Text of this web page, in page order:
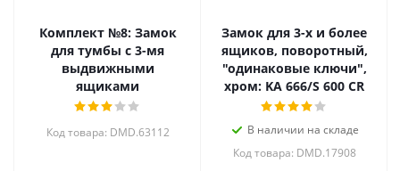
Комплект №8: Замок
для тумбы с 3-мя
выдвижными
ящиками
Код товара: DMD.63112
Замок для 3-х и более
ящиков, поворотный,
"одинаковые ключи",
хром: KA 666/S 600 CR
В наличии на складе
Код товара: DMD.17908